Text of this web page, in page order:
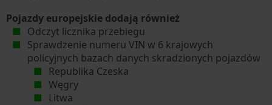
Pojazdy europejskie dodają również
Odczyt licznika przebiegu
Sprawdzenie numeru VIN w 6 krajowych
policyjnych bazach danych skradzionych pojazdów
Republika Czeska
Węgry
Litwa